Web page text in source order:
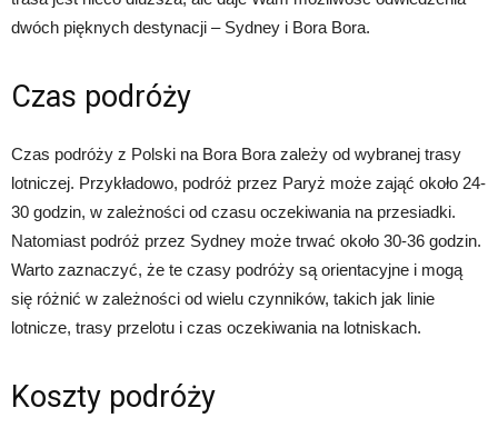
dwóch pięknych destynacji – Sydney i Bora Bora.
Czas podróży
Czas podróży z Polski na Bora Bora zależy od wybranej trasy
lotniczej. Przykładowo, podróż przez Paryż może zająć około 24-
30 godzin, w zależności od czasu oczekiwania na przesiadki.
Natomiast podróż przez Sydney może trwać około 30-36 godzin.
Warto zaznaczyć, że te czasy podróży są orientacyjne i mogą
się różnić w zależności od wielu czynników, takich jak linie
lotnicze, trasy przelotu i czas oczekiwania na lotniskach.
Koszty podróży